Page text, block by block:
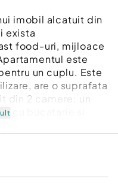
imobil alcatuit din
exista
food-uri, mijloace
este
un cuplu. Este
are o suprafata
din 2 camere: un
cu bucatarie si
imediat!